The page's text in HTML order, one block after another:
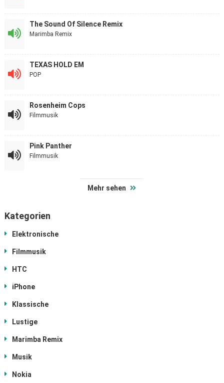
The Sound Of Silence Remix
Marimba Remix
TEXAS HOLD EM
POP
Rosenheim Cops
Filmmusik
Pink Panther
Filmmusik
Mehr sehen
Kategorien
Elektronische
Filmmusik
HTC
iPhone
Klassische
Lustige
Marimba Remix
Musik
Nokia